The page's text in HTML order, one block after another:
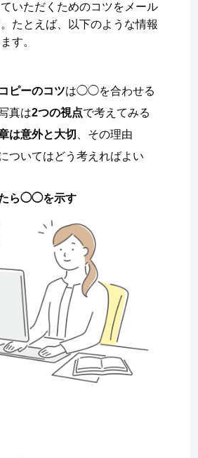
いただくためのコツをメール
たとえば、以下のような情報
す。
ピーのコツは◯◯を合わせる
真は2つの視点で考えてみる
は意外と大切
、その理由
ついてはどう考えればよい
ら◯◯を示す